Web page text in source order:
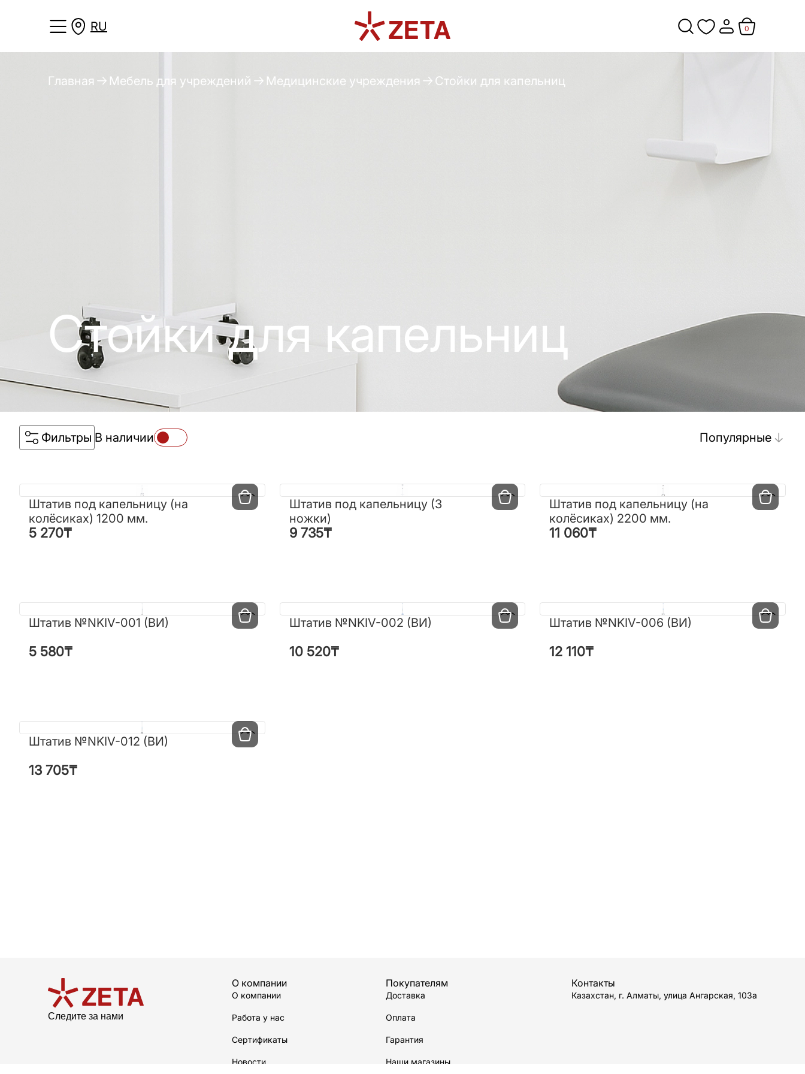
RU 0
Главная Мебель для учреждений Медицинские учреждения Стойки для капельниц
Стойки для капельниц
Фильтры В наличии Популярные
Штатив под капельницу (на
колёсиках) 1200 мм.
5 270₸
Штатив под капельницу (на
колёсиках) 1200 мм.
5 270₸
Штатив под капельницу (3
ножки)
9 735₸
Штатив под капельницу (3
ножки)
9 735₸
Штатив под капельницу (на
колёсиках) 2200 мм.
11 060₸
Штатив под капельницу (на
колёсиках) 2200 мм.
11 060₸
Штатив №NKIV-001 (ВИ)
5 580₸
Штатив №NKIV-001 (ВИ)
5 580₸
Штатив №NKIV-002 (ВИ)
10 520₸
Штатив №NKIV-002 (ВИ)
10 520₸
Штатив №NKIV-006 (ВИ)
12 110₸
Штатив №NKIV-006 (ВИ)
12 110₸
Штатив №NKIV-012 (ВИ)
13 705₸
Штатив №NKIV-012 (ВИ)
13 705₸
Следите за нами
О компании
О компании
Работа у нас
Сертификаты
Новости
Покупателям
Доставка
Оплата
Гарантия
Наши магазины
Контакты
Казахстан, г. Алматы, улица Ангарская, 103а